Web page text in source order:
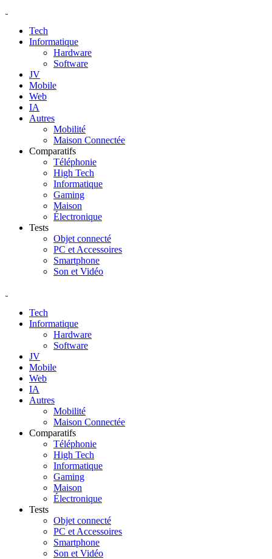
Tech
Informatique
Hardware
Software
JV
Mobile
Web
IA
Autres
Mobilité
Maison Connectée
Comparatifs
Téléphonie
High Tech
Informatique
Gaming
Maison
Électronique
Tests
Objet connecté
PC et Accessoires
Smartphone
Son et Vidéo
Tech
Informatique
Hardware
Software
JV
Mobile
Web
IA
Autres
Mobilité
Maison Connectée
Comparatifs
Téléphonie
High Tech
Informatique
Gaming
Maison
Électronique
Tests
Objet connecté
PC et Accessoires
Smartphone
Son et Vidéo